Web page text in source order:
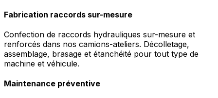
Fabrication raccords sur-mesure
Confection de raccords hydrauliques sur-mesure et
renforcés dans nos camions-ateliers. Décolletage,
assemblage, brasage et étanchéité pour tout type de
machine et véhicule.
Maintenance préventive